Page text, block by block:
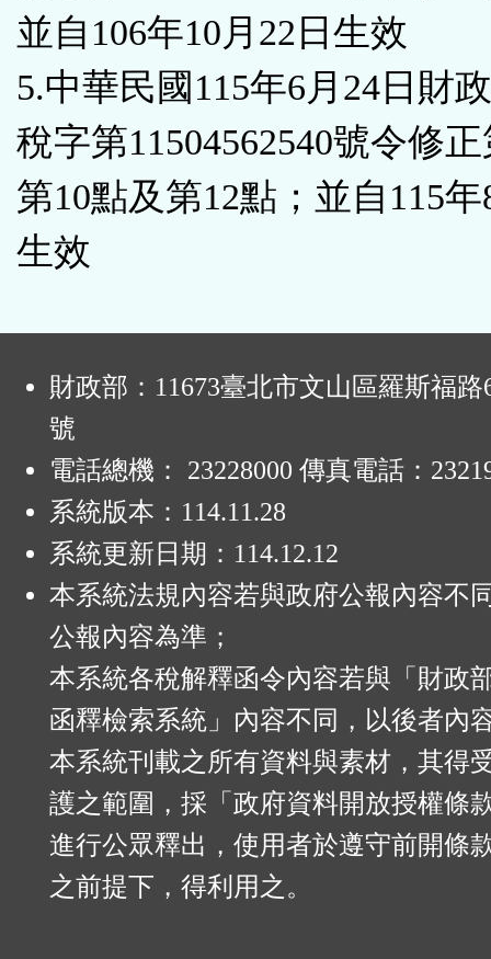
並自106年10月22日生效
5.中華民國115年6月24日財
稅字第11504562540號令修
第10點及第12點；並自115
生效
財政部：11673臺北市文山區羅斯福路
號
電話總機： 23228000 傳真電話：
系統版本： 114.11.28
系統更新日期： 114.12.12
本系統法規內容若與政府公報內容不
公報內容為準；
本系統各稅解釋函令內容若與「財政
函釋檢索系統」內容不同，以後者內
本系統刊載之所有資料與素材，其得
護之範圍，採「政府資料開放授權條
進行公眾釋出，使用者於遵守前開條
之前提下，得利用之。